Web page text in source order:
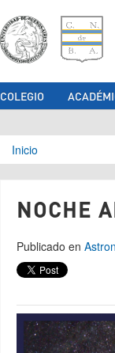
COLEGIO
Se
Inicio
NOCHE
Publicado en